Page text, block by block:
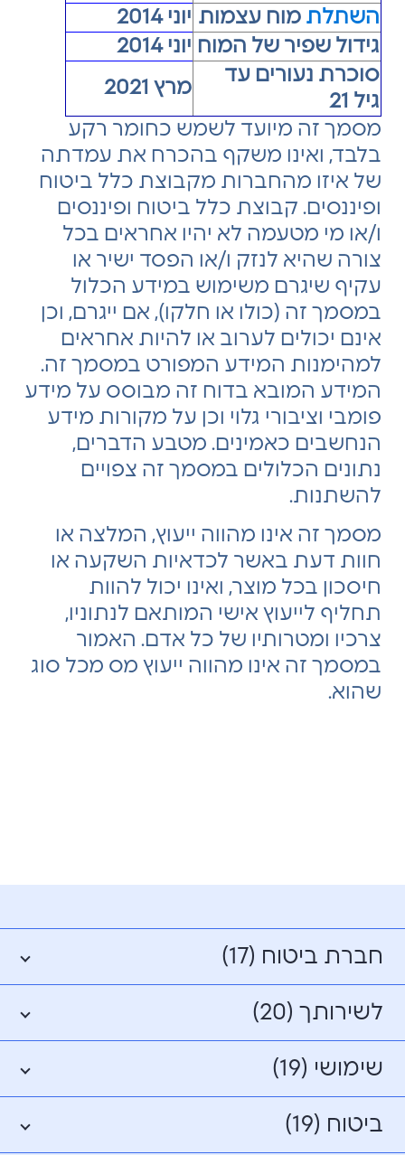
השתלת מוח עצמות יוני 2014
גידול שפיר של המוח יוני 2014
סוכרת נעורים עד
גיל 21
מרץ 2021
מסמך זה מיועד לשמש כחומר רקע
בלבד, ואינו משקף בהכרח את עמדתה
של איזו מהחברות מקבוצת כלל ביטוח
ופיננסים. קבוצת כלל ביטוח ופיננסים
ו/או מי מטעמה לא יהיו אחראים בכל
צורה שהיא לנזק ו/או הפסד ישיר או
עקיף שיגרם משימוש במידע הכלול
במסמך זה (כולו או חלקו), אם ייגרם, וכן
אינם יכולים לערוב או להיות אחראים
למהימנות המידע המפורט במסמך זה.
המידע המובא בדוח זה מבוסס על מידע
פומבי וציבורי גלוי וכן על מקורות מידע
הנחשבים כאמינים. מטבע הדברים,
נתונים הכלולים במסמך זה צפויים
להשתנות.
מסמך זה אינו מהווה ייעוץ, המלצה או
חוות דעת באשר לכדאיות השקעה או
חיסכון בכל מוצר, ואינו יכול להוות
תחליף לייעוץ אישי המותאם לנתוניו,
צרכיו ומטרותיו של כל אדם. האמור
במסמך זה אינו מהווה ייעוץ מס מכל סוג
שהוא.
חברת ביטוח (17)
לשירותך (20)
שימושי (19)
ביטוח (19)